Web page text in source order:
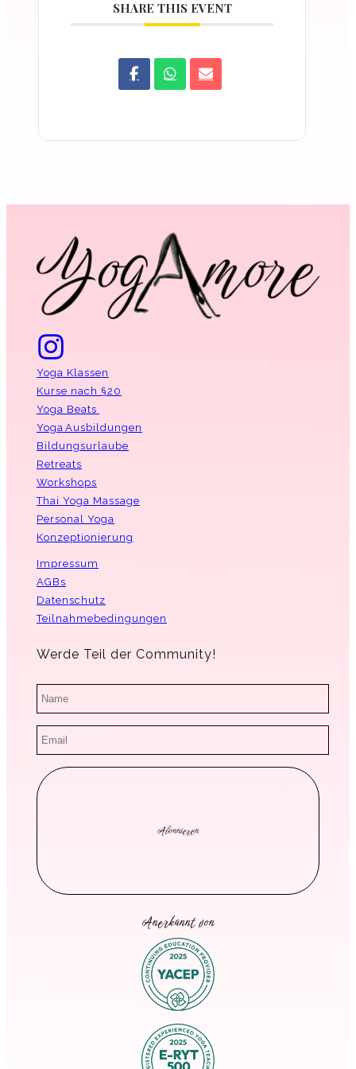
SHARE THIS EVENT
Yoga Klassen
Kurse nach §20
Yoga Beats
Yoga Ausbildungen
Bildungsurlaube
Retreats
Workshops
Thai Yoga Massage
Personal Yoga
Konzeptionierung
Impressum
AGBs
Datenschutz
Teilnahmebedingungen
Werde Teil der Community!
Anerkannt von